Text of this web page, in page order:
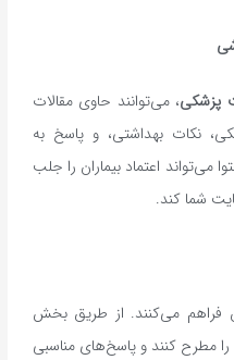
پزشکی، می‌توانند حاوی مقالات
نکات بهداشتی، و پاسخ به
می‌تواند اعتماد بیماران را جلب
شما کند.
فراهم می‌کنند. از طریق بخش
را مطرح کنند و پاسخ‌های مناسبی